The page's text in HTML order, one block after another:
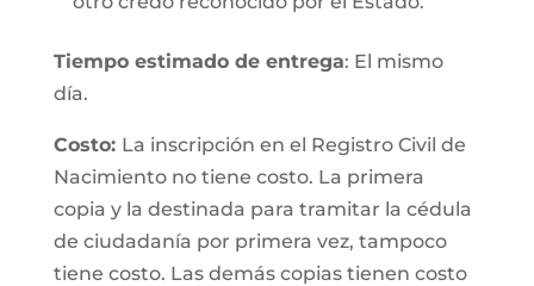
Tiempo estimado de entrega: El mismo
día.
Costo: La inscripción en el Registro Civil de
Nacimiento no tiene costo. La primera
copia y la destinada para tramitar la cédula
de ciudadanía por primera vez, tampoco
tiene costo. Las demás copias tienen costo